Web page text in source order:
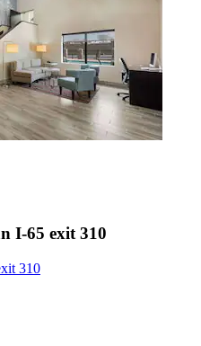
I-65 exit 310
310